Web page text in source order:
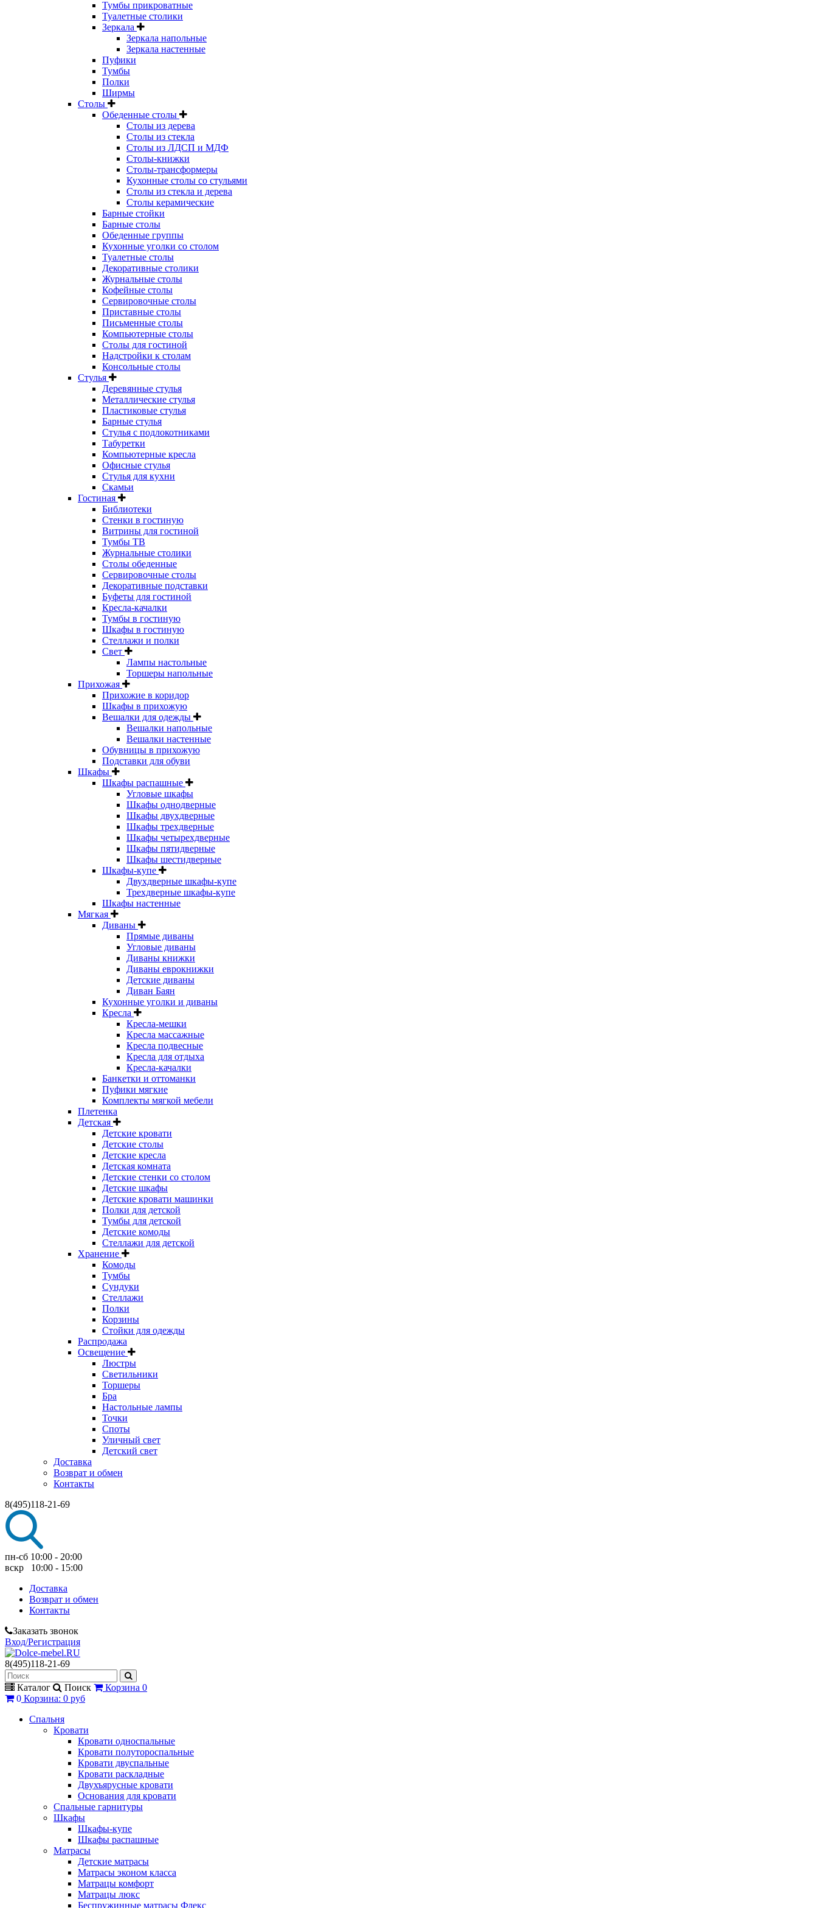
Тумбы прикроватные
Туалетные столики
Зеркала
Зеркала напольные
Зеркала настенные
Пуфики
Тумбы
Полки
Ширмы
Столы
Обеденные столы
Столы из дерева
Столы из стекла
Столы из ЛДСП и МДФ
Столы-книжки
Столы-трансформеры
Кухонные столы со стульями
Столы из стекла и дерева
Столы керамические
Барные стойки
Барные столы
Обеденные группы
Кухонные уголки со столом
Туалетные столы
Декоративные столики
Журнальные столы
Кофейные столы
Сервировочные столы
Приставные столы
Письменные столы
Компьютерные столы
Столы для гостиной
Надстройки к столам
Консольные столы
Стулья
Деревянные стулья
Металлические стулья
Пластиковые стулья
Барные стулья
Стулья с подлокотниками
Табуретки
Компьютерные кресла
Офисные стулья
Стулья для кухни
Скамьи
Гостиная
Библиотеки
Стенки в гостиную
Витрины для гостиной
Тумбы ТВ
Журнальные столики
Столы обеденные
Сервировочные столы
Декоративные подставки
Буфеты для гостиной
Кресла-качалки
Тумбы в гостиную
Шкафы в гостиную
Стеллажи и полки
Свет
Лампы настольные
Торшеры напольные
Прихожая
Прихожие в коридор
Шкафы в прихожую
Вешалки для одежды
Вешалки напольные
Вешалки настенные
Обувницы в прихожую
Подставки для обуви
Шкафы
Шкафы распашные
Угловые шкафы
Шкафы однодверные
Шкафы двухдверные
Шкафы трехдверные
Шкафы четырехдверные
Шкафы пятидверные
Шкафы шестидверные
Шкафы-купе
Двухдверные шкафы-купе
Трехдверные шкафы-купе
Шкафы настенные
Мягкая
Диваны
Прямые диваны
Угловые диваны
Диваны книжки
Диваны еврокнижки
Детские диваны
Диван Баян
Кухонные уголки и диваны
Кресла
Кресла-мешки
Кресла массажные
Кресла подвесные
Кресла для отдыха
Кресла-качалки
Банкетки и оттоманки
Пуфики мягкие
Комплекты мягкой мебели
Плетенка
Детская
Детские кровати
Детские столы
Детские кресла
Детская комната
Детские стенки со столом
Детские шкафы
Детские кровати машинки
Полки для детской
Тумбы для детской
Детские комоды
Стеллажи для детской
Хранение
Комоды
Тумбы
Сундуки
Стеллажи
Полки
Корзины
Стойки для одежды
Распродажа
Освещение
Люстры
Светильники
Торшеры
Бра
Настольные лампы
Точки
Споты
Уличный свет
Детский свет
Доставка
Возврат и обмен
Контакты
8(495)118-21-69
пн-сб 10:00 - 20:00
вскр 10:00 - 15:00
Доставка
Возврат и обмен
Контакты
Заказать звонок
Вход/Регистрация
8(495)118-21-69
Каталог Поиск Корзина 0
0 Корзина: 0 руб
Спальня
Кровати
Кровати односпальные
Кровати полутороспальные
Кровати двуспальные
Кровати раскладные
Двухъярусные кровати
Основания для кровати
Спальные гарнитуры
Шкафы
Шкафы-купе
Шкафы распашные
Матрасы
Детские матрасы
Матрасы эконом класса
Матрацы комфорт
Матрацы люкс
Беспружинные матрасы Флекс